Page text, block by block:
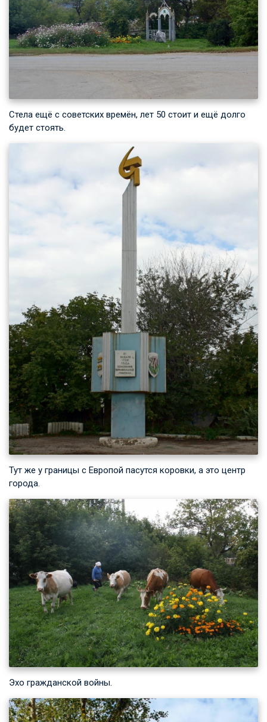
Стела ещё с советских времён, лет 50 стоит и ещё долго
будет стоять.
Тут же у границы с Европой пасутся коровки, а это центр
города.
Эхо гражданской войны.